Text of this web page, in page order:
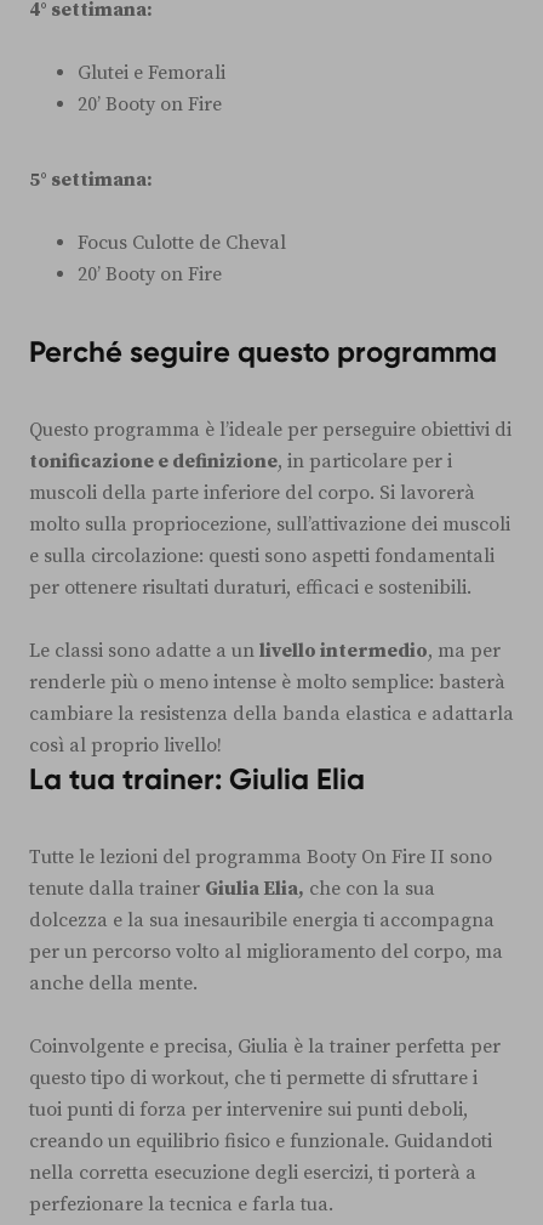
4° settimana:
Glutei e Femorali
20’ Booty on Fire
5° settimana:
Focus Culotte de Cheval
20’ Booty on Fire
Perché seguire questo programma
Questo programma è l’ideale per perseguire obiettivi di
tonificazione e definizione, in particolare per i
muscoli della parte inferiore del corpo. Si lavorerà
molto sulla propriocezione, sull’attivazione dei muscoli
e sulla circolazione: questi sono aspetti fondamentali
per ottenere risultati duraturi, efficaci e sostenibili.
Le classi sono adatte a un livello intermedio, ma per
renderle più o meno intense è molto semplice: basterà
cambiare la resistenza della banda elastica e adattarla
così al proprio livello!
La tua trainer: Giulia Elia
Tutte le lezioni del programma Booty On Fire II sono
tenute dalla trainer Giulia Elia, che con la sua
dolcezza e la sua inesauribile energia ti accompagna
per un percorso volto al miglioramento del corpo, ma
anche della mente.
Coinvolgente e precisa, Giulia è la trainer perfetta per
questo tipo di workout, che ti permette di sfruttare i
tuoi punti di forza per intervenire sui punti deboli,
creando un equilibrio fisico e funzionale. Guidandoti
nella corretta esecuzione degli esercizi, ti porterà a
perfezionare la tecnica e farla tua.